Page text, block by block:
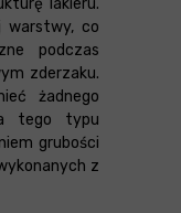
lakieru.
warstwy, co
podczas
zderzaku.
żadnego
tego typu
grubości
z